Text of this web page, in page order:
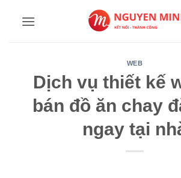
WEB
Dịch vụ thiết kế
bán đồ ăn chay
ngay tại